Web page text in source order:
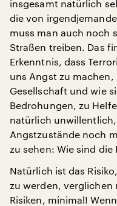
insgesamt natürlich
die von
muss man auch noch
Straßen treiben. Das
Erkenntnis, dass
uns Angst zu
Gesellschaft und wie
Bedrohungen, zu
natürlich
Angstzustände noch
zu sehen: Wie sind die
Natürlich ist das
zu werden, verglichen
Risiken, minimal!